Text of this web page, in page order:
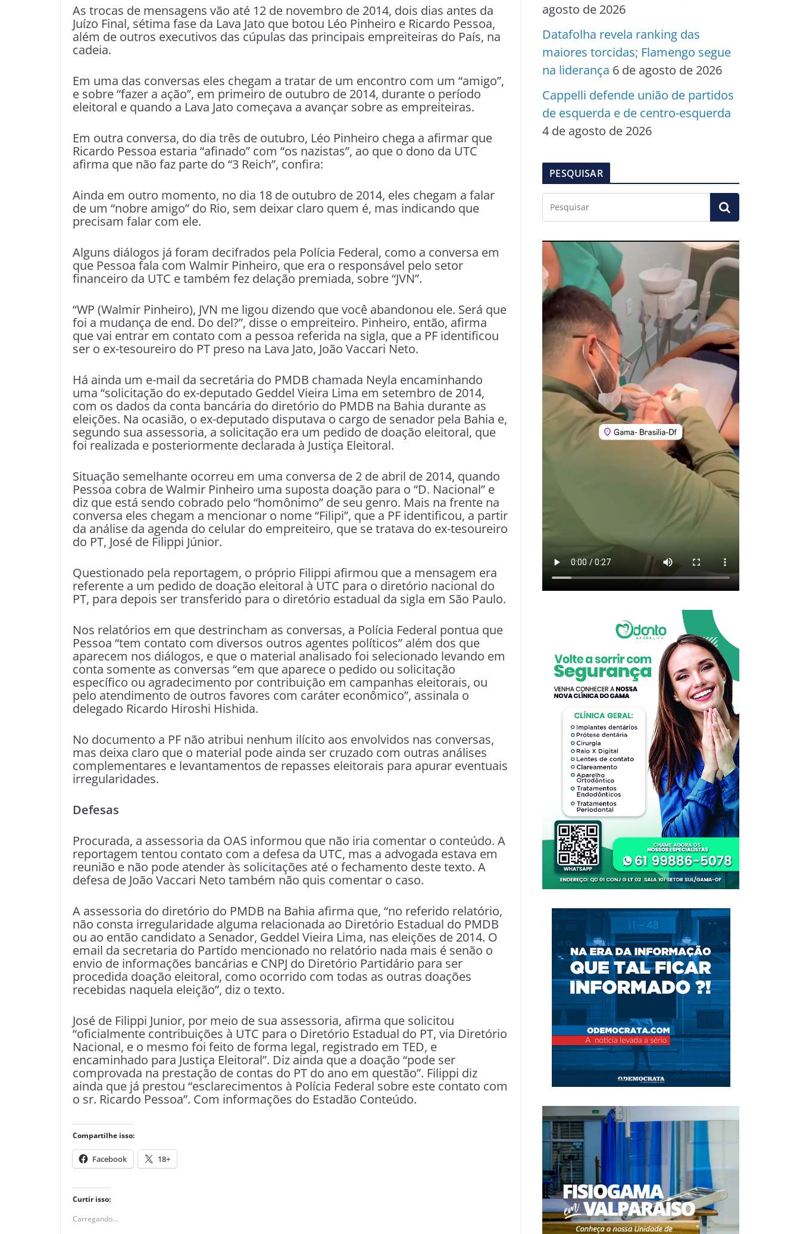
As trocas de mensagens vão até 12 de novembro de 2014, dois dias antes da
Juízo Final, sétima fase da Lava Jato que botou Léo Pinheiro e Ricardo Pessoa,
além de outros executivos das cúpulas das principais empreiteiras do País, na
cadeia.
Em uma das conversas eles chegam a tratar de um encontro com um “amigo”,
e sobre “fazer a ação”, em primeiro de outubro de 2014, durante o período
eleitoral e quando a Lava Jato começava a avançar sobre as empreiteiras.
Em outra conversa, do dia três de outubro, Léo Pinheiro chega a afirmar que
Ricardo Pessoa estaria “afinado” com “os nazistas”, ao que o dono da UTC
afirma que não faz parte do “3 Reich”, confira:
Ainda em outro momento, no dia 18 de outubro de 2014, eles chegam a falar
de um “nobre amigo” do Rio, sem deixar claro quem é, mas indicando que
precisam falar com ele.
Alguns diálogos já foram decifrados pela Polícia Federal, como a conversa em
que Pessoa fala com Walmir Pinheiro, que era o responsável pelo setor
financeiro da UTC e também fez delação premiada, sobre “JVN”.
“WP (Walmir Pinheiro), JVN me ligou dizendo que você abandonou ele. Será que
foi a mudança de end. Do del?”, disse o empreiteiro. Pinheiro, então, afirma
que vai entrar em contato com a pessoa referida na sigla, que a PF identificou
ser o ex-tesoureiro do PT preso na Lava Jato, João Vaccari Neto.
Há ainda um e-mail da secretária do PMDB chamada Neyla encaminhando
uma “solicitação do ex-deputado Geddel Vieira Lima em setembro de 2014,
com os dados da conta bancária do diretório do PMDB na Bahia durante as
eleições. Na ocasião, o ex-deputado disputava o cargo de senador pela Bahia e,
segundo sua assessoria, a solicitação era um pedido de doação eleitoral, que
foi realizada e posteriormente declarada à Justiça Eleitoral.
Situação semelhante ocorreu em uma conversa de 2 de abril de 2014, quando
Pessoa cobra de Walmir Pinheiro uma suposta doação para o “D. Nacional” e
diz que está sendo cobrado pelo “homônimo” de seu genro. Mais na frente na
conversa eles chegam a mencionar o nome “Filipi”, que a PF identificou, a partir
da análise da agenda do celular do empreiteiro, que se tratava do ex-tesoureiro
do PT, José de Filippi Júnior.
Questionado pela reportagem, o próprio Filippi afirmou que a mensagem era
referente a um pedido de doação eleitoral à UTC para o diretório nacional do
PT, para depois ser transferido para o diretório estadual da sigla em São Paulo.
Nos relatórios em que destrincham as conversas, a Polícia Federal pontua que
Pessoa “tem contato com diversos outros agentes políticos” além dos que
aparecem nos diálogos, e que o material analisado foi selecionado levando em
conta somente as conversas “em que aparece o pedido ou solicitação
específico ou agradecimento por contribuição em campanhas eleitorais, ou
pelo atendimento de outros favores com caráter econômico”, assinala o
delegado Ricardo Hiroshi Hishida.
No documento a PF não atribui nenhum ilícito aos envolvidos nas conversas,
mas deixa claro que o material pode ainda ser cruzado com outras análises
complementares e levantamentos de repasses eleitorais para apurar eventuais
irregularidades.
Defesas
Procurada, a assessoria da OAS informou que não iria comentar o conteúdo. A
reportagem tentou contato com a defesa da UTC, mas a advogada estava em
reunião e não pode atender às solicitações até o fechamento deste texto. A
defesa de João Vaccari Neto também não quis comentar o caso.
A assessoria do diretório do PMDB na Bahia afirma que, “no referido relatório,
não consta irregularidade alguma relacionada ao Diretório Estadual do PMDB
ou ao então candidato a Senador, Geddel Vieira Lima, nas eleições de 2014. O
email da secretaria do Partido mencionado no relatório nada mais é senão o
envio de informações bancárias e CNPJ do Diretório Partidário para ser
procedida doação eleitoral, como ocorrido com todas as outras doações
recebidas naquela eleição”, diz o texto.
José de Filippi Junior, por meio de sua assessoria, afirma que solicitou
“oficialmente contribuições à UTC para o Diretório Estadual do PT, via Diretório
Nacional, e o mesmo foi feito de forma legal, registrado em TED, e
encaminhado para Justiça Eleitoral”. Diz ainda que a doação “pode ser
comprovada na prestação de contas do PT do ano em questão”. Filippi diz
ainda que já prestou “esclarecimentos à Polícia Federal sobre este contato com
o sr. Ricardo Pessoa”. Com informações do Estadão Conteúdo.
Compartilhe isso:
Facebook 18+
Curtir isso:
Carregando...
agosto de 2026
Datafolha revela ranking das
maiores torcidas; Flamengo segue
na liderança 6 de agosto de 2026
Cappelli defende união de partidos
de esquerda e de centro-esquerda
4 de agosto de 2026
PESQUISAR